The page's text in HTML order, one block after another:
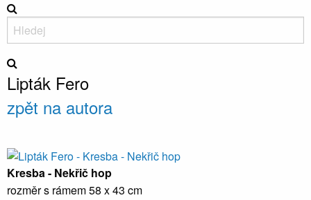
Lipták Fero
zpět na autora
Kresba - Nekřič hop
rozměr s rámem 58 x 43 cm